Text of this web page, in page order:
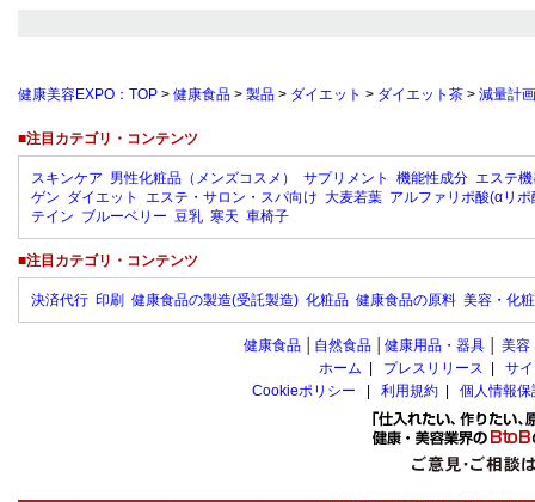
健康美容EXPO：TOP > 健康食品 > 製品 > ダイエット > ダイエット茶 > 減量計
■注目カテゴリ・コンテンツ
スキンケア 男性化粧品（メンズコスメ） サプリメント 機能性成分 エステ
ゲン ダイエット エステ・サロン・スパ向け 大麦若葉 アルファリポ酸(αリポ
テイン ブルーベリー 豆乳 寒天 車椅子
■注目カテゴリ・コンテンツ
決済代行 印刷 健康食品の製造(受託製造) 化粧品 健康食品の原料 美容・化
健康食品 自然食品 健康用品・器具 美容
ホーム
プレスリリース
サ
Cookieポリシー
利用規約 個人情報